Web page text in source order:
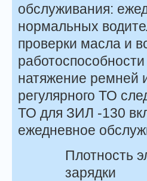
обслуживания:
нормальных
проверки масла и
натяжение ремней
регулярного ТО
ТО для ЗИЛ -130
ежедневное
Плотность
зарядки